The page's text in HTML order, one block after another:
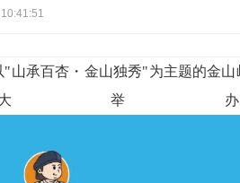
"山承百杏・金山独秀"为主题的金
举